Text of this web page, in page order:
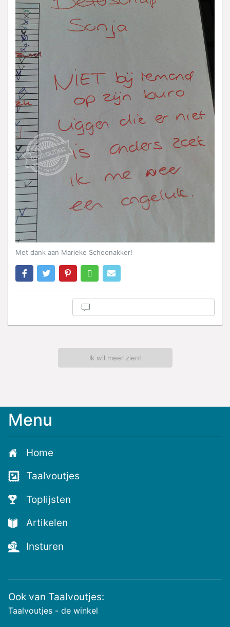
Met dank aan Marieke Schoonakker!
Ik wil meer zien!
Meld
voor
de
nieuwste
voutjes
en
de
voutste
nieuwtjes!
Menu
Home
Taalvoutjes
Toplijsten
Artikelen
Insturen
Ook van Taalvoutjes:
Taalvoutjes - de winkel